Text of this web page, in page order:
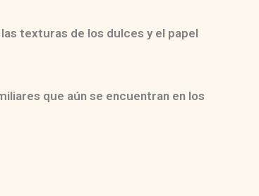
texturas de los dulces y el papel
que aún se encuentran en los